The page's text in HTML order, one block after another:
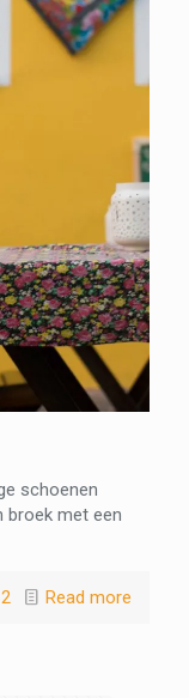
schoenen
broek met een
2 Read more